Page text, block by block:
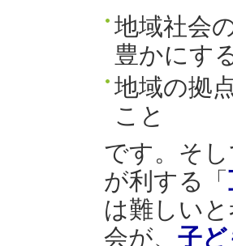
地域社会
豊かにす
地域の拠
こと
です。そ
が利する「
は難しい
会が、 子ど